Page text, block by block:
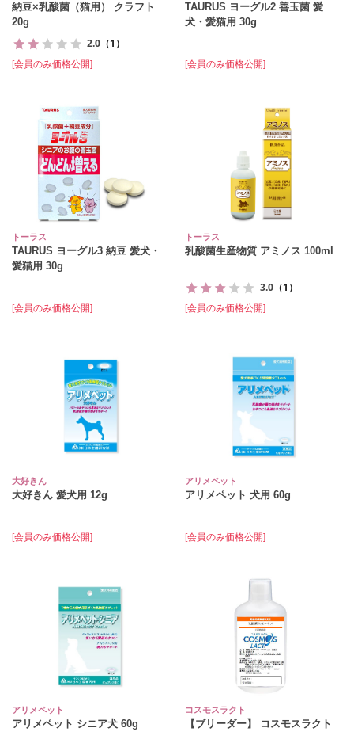
納豆×乳酸菌（猫用） クラフト
20g
2.0 （1）
[会員のみ価格公開]
TAURUS ヨーグル2 善玉菌 愛
犬・愛猫用 30g
[会員のみ価格公開]
トーラス
TAURUS ヨーグル3 納豆 愛犬・
愛猫用 30g
[会員のみ価格公開]
トーラス
乳酸菌生産物質 アミノス 100ml
3.0 （1）
[会員のみ価格公開]
大好きん
大好きん 愛犬用 12g
[会員のみ価格公開]
アリメペット
アリメペット 犬用 60g
[会員のみ価格公開]
アリメペット
アリメペット シニア犬 60g
コスモスラクト
【ブリーダー】 コスモスラクト